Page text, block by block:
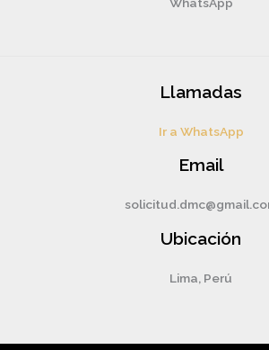
Llamadas
Ir a WhatsApp
Email
Ubicación
Lima, Perú